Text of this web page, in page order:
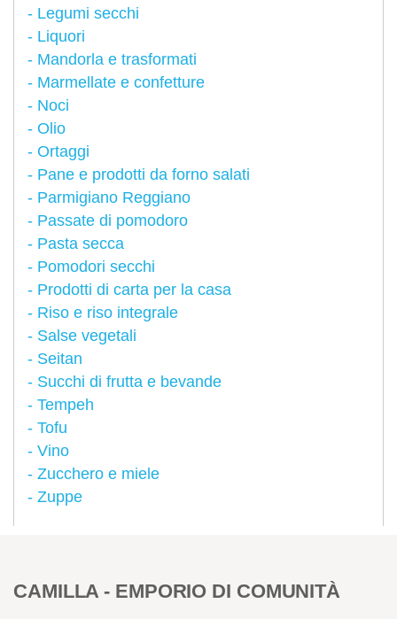
Legumi secchi
Liquori
Mandorla e trasformati
Marmellate e confetture
Noci
Olio
Ortaggi
Pane e prodotti da forno salati
Parmigiano Reggiano
Passate di pomodoro
Pasta secca
Pomodori secchi
Prodotti di carta per la casa
Riso e riso integrale
Salse vegetali
Seitan
Succhi di frutta e bevande
Tempeh
Tofu
Vino
Zucchero e miele
Zuppe
CAMILLA - EMPORIO DI COMUNITÀ